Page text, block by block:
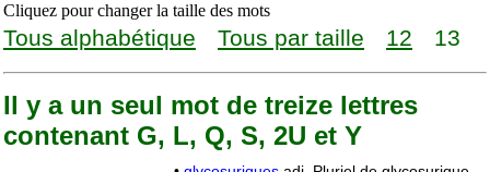
Cliquez pour changer la taille des mots
Tous alphabétique Tous par taille 12 13
Il y a un seul mot de treize lettres
contenant G, L, Q, S, 2U et Y